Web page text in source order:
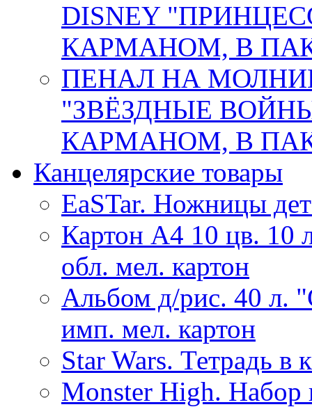
DISNEY
КАРМАНОМ, В
ПЕНАЛ НА
"ЗВЁЗДНЫЕ
КАРМАНОМ, В ПАК.
Канцелярские товары
EaSTar. Ножницы
Картон А4 10 цв. 10
обл. мел. картон
Альбом д/рис. 40 л.
имп. мел. картон
Star Wars. Тетрадь в
Monster High. Набор